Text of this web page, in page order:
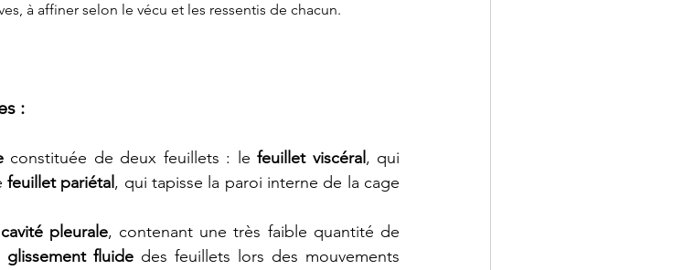
à affiner selon le vécu et les ressentis de chacun.
:
constituée de deux feuillets : le feuillet viscéral , qui
feuillet pariétal , qui tapisse la paroi interne de la cage
cavité pleurale
glissement fluide des feuillets lors des mouvements